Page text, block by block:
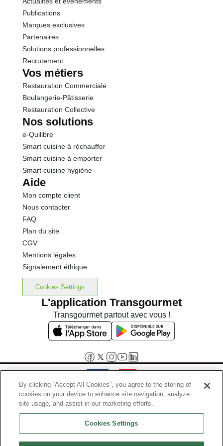
Publications
Marques exclusives
Partenaires
Solutions professionnelles
Recrutement
Vos métiers
Restauration Commerciale
Boulangerie-Pâtisserie
Restauration Collective
Nos solutions
e-Quilibre
Smart cuisine à réchauffer
Smart cuisine à emporter
Smart cuisine hygiène
Aide
Mon compte client
Nous contacter
FAQ
Plan du site
CGV
Mentions légales
Signalement éthique
Cookies Settings
L'application Transgourmet
Transgourmet partout avec vous !
Interdiction de vente de boissons alcooliques aux mineurs de
moins de 18 ans
La preuve de majorité de l'acheteur est exigée au moment de la vente
By clicking “Accept All Cookies”, you agree to the storing of
cookies on your device to enhance site navigation, analyze
site usage, and assist in our marketing efforts.
Cookies Settings